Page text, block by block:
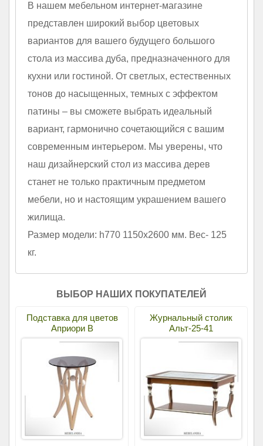
В нашем мебельном интернет-магазине
представлен широкий выбор цветовых
вариантов для вашего будущего большого
стола из массива дуба, предназначенного для
кухни или гостиной. От светлых, естественных
тонов до насыщенных, темных с эффектом
патины – вы сможете выбрать идеальный
вариант, гармонично сочетающийся с вашим
современным интерьером. Мы уверены, что
наш дизайнерский стол из массива дерев
станет не только практичным предметом
мебели, но и настоящим украшением вашего
жилища.
Размер модели: h770 1150х2600 мм. Вес- 125
кг.
ВЫБОР НАШИХ ПОКУПАТЕЛЕЙ
Подставка для цветов
Априори В
Журнальный столик
Альт-25-41